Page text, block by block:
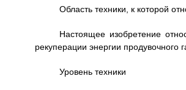
Область техники, к которой
Настоящее изобретение
рекуперации энергии продувочного
Уровень техники